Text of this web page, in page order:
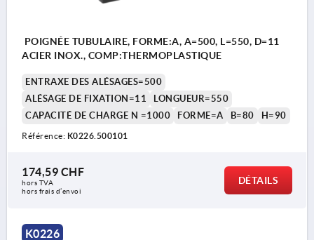
POIGNÉE TUBULAIRE, FORME:A, A=500, L=550, D=11
ACIER INOX., COMP:THERMOPLASTIQUE
ENTRAXE DES ALÉSAGES=500
ALÉSAGE DE FIXATION=11
LONGUEUR=550
CAPACITÉ DE CHARGE N =1000
FORME=A B=80 H=90
Référence: K0226.500101
174,59 CHF
hors TVA
hors frais d’envoi
DÉTAILS
K0226